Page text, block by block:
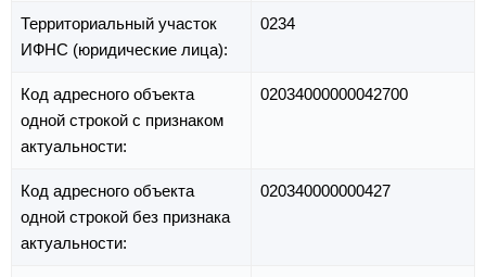
Территориальный участок
ИФНС (юридические лица):
0234
Код адресного объекта
одной строкой с признаком
актуальности:
02034000000042700
Код адресного объекта
одной строкой без признака
актуальности:
020340000000427